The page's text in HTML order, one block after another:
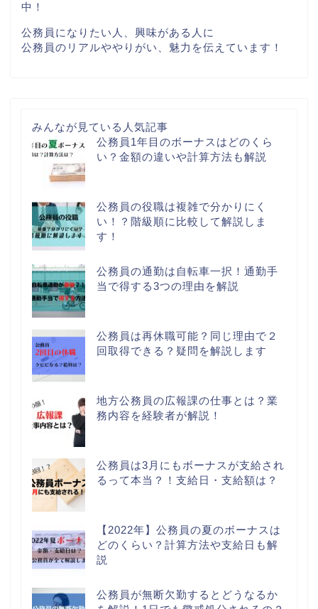
中！
公務員になりたい人、興味がある人に
公務員のリアルややりがい、魅力を伝えています！
みんなが見ている人気記事
公務員1年目のボーナスはどのくら
い？金額の違いや計算方法も解説
公務員の役職は複雑で分かりにく
い！？階級順に比較して解説しま
す！
公務員の通勤は自転車一択！通勤手
当で得する3つの理由を解説
公務員は再休職可能？同じ理由で２
回取得できる？疑問を解説します
地方公務員の広報課の仕事とは？業
務内容を経験者が解説！
公務員は3月にもボーナスが支給され
るって本当？！支給日・支給額は？
【2022年】公務員の夏のボーナスは
どのくらい？計算方法や支給日も解
説
公務員が無断欠勤するとどうなるか